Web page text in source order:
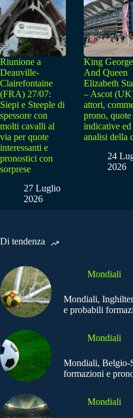
Riunione a
Deauville-
Clairefontaine
(FRA) 27/07:
Siepi e Steeple di
spessore con
molti cavalli al
via per quote
interessanti e
pronostici con
sorprese
27 Luglio
2026
King
And Queen
Elizabeth
– Ascot
attori,
prono, quote
indicative ed
analisi della
24
2026
Di tendenza
Mondiali
Mondiali,
e probabili
Mondiali
Mondiali, Belgio-
formazioni e
Mondiali